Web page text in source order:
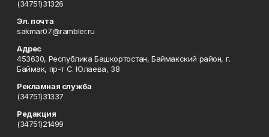
(34751)31326
Эл. почта
sakmar07@rambler.ru
Адрес
453630, Республика Башкортостан, Баймакский район, г.
Баймак, пр-т С. Юлаева, 38
Рекламная служба
(34751)31337
Редакция
(34751)21499